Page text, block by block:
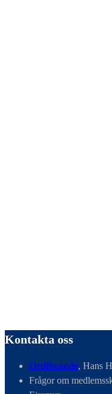
Kontakta oss
Ordförande, Hans
Frågor om